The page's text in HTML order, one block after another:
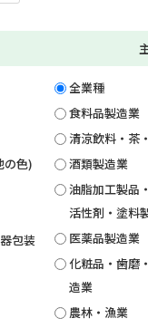
の色)
包装
全業種
食料品製造業
清涼飲料・茶
酒類製造業
油脂加工製品
活性剤・塗料
医薬品製造業
化粧品・歯磨
造業
農林・漁業